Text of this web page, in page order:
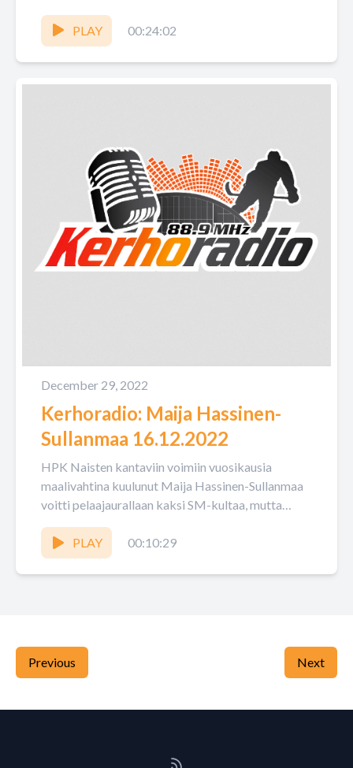
Jokereissa. HPK on edelleen sydäntä lähellä
seuran...PLAY 00:24:02
December 29, 2022
Kerhoradio: Maija Hassinen-
Sullanmaa 16.12.2022
HPK Naisten kantaviin voimiin vuosikausia
maalivahtina kuulunut Maija Hassinen-Sullanmaa
voitti pelaajaurallaan kaksi SM-kultaa, mutta
menestystä tuli maajoukkueessakin. Nyt hän
toimii hämeenlinnalaisen naiskiekon taustoilla.
PLAY 00:10:29
Previous Next